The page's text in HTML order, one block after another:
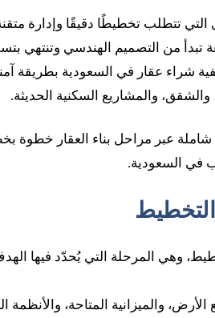
التي تتطلب تخطيطًا دقيقًا وإدارة
تبدأ من التصميم الهندسي وتنتهي
شراء عقار في السعودية بطريقة
والشقق، والمشاريع السكنية الحديثة.
عبر مراحل بناء العقار خطوة
في السعودية.
وهي المرحلة التي يُحدّد
والميزانية المتاحة، والأنظمة